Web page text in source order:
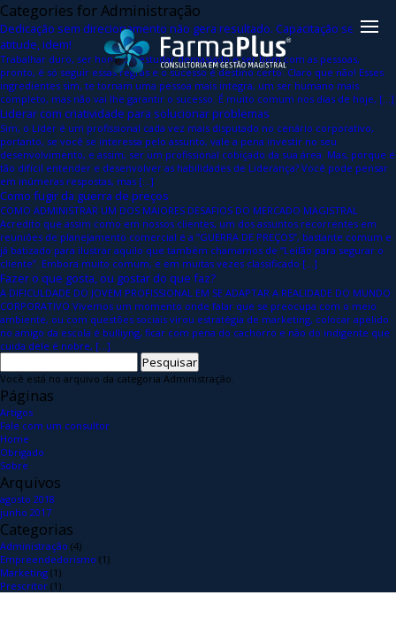
Categories for Administração
Dedicação sem direcionamento não gera resultado. Capacitação sem
atitude, idem!
Trabalhar duro, ser honesto, estudar demasiado e ser bom com as pessoas,
pronto, é só seguir essas regras e o sucesso é destino certo. Claro que não! Esses
ingredientes sim, te tornam uma pessoa mais integra, um ser humano mais
completo, mas não vai lhe garantir o sucesso. É muito comum nos dias de hoje, […]
Liderar com criatividade para solucionar problemas
Sim, o Líder é um profissional cada vez mais disputado no cenário corporativo,
portanto, se você se interessa pelo assunto, vale a pena investir no seu
desenvolvimento, e assim, ser um profissional cobiçado da sua área. Mas, porque é
tão difícil entender e desenvolver as habilidades de Liderança? Você pode pensar
em inúmeras respostas, mas […]
Como fugir da guerra de preços
COMO ADMINISTRAR UM DOS MAIORES DESAFIOS DO MERCADO MAGISTRAL
Acredito que assim como em nossos clientes, um dos assuntos recorrentes em
reuniões de planejamento comercial é a “GUERRA DE PREÇOS”, bastante comum e
já batizado para ilustrar aquilo que também chamamos de “Leilão para segurar o
cliente”. Embora muito comum, e em muitas vezes classificado […]
Fazer o que gosta, ou gostar do que faz?
A DIFICULDADE DO JOVEM PROFISSIONAL EM SE ADAPTAR A REALIDADE DO MUNDO
CORPORATIVO Vivemos um momento onde falar que se preocupa com o meio
ambiente, ou com questões sociais virou estratégia de marketing, colocar apelido
no amigo da escola é bulliyng, ficar com pena do cachorro e não do indigente que
cuida dele é nobre, […]
por:
Você está no arquivo da categoria Administração.
Páginas
Artigos
Fale com um consultor
Home
Obrigado
Sobre
Arquivos
agosto 2018
junho 2017
Categorias
Administração (4)
Empreendedorismo (1)
Marketing (1)
Prescritor (1)